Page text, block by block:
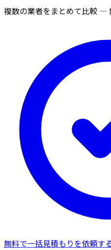
複数の業者をまとめて比較 —
無料で一括見積もりを依頼す